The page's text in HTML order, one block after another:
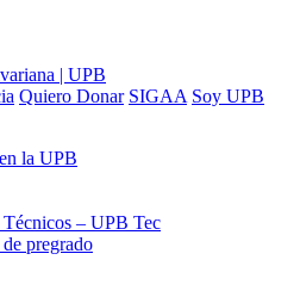
Quiero Donar SIGAA Soy UPB
la UPB
Técnicos – UPB Tec
pregrado